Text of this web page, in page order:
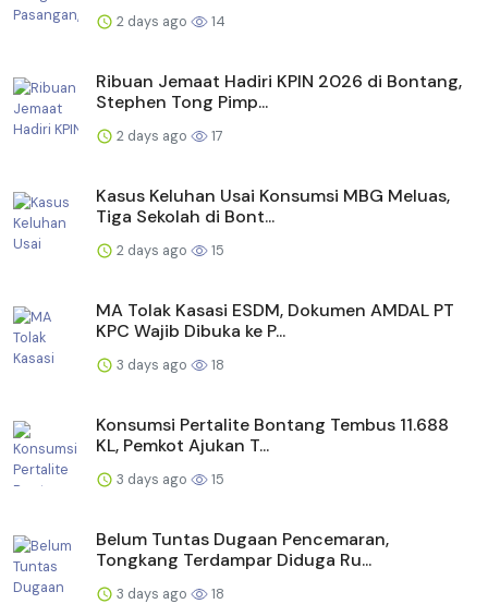
2 days ago 14
Ribuan Jemaat Hadiri KPIN 2026 di Bontang,
Stephen Tong Pimp...
2 days ago 17
Kasus Keluhan Usai Konsumsi MBG Meluas,
Tiga Sekolah di Bont...
2 days ago 15
MA Tolak Kasasi ESDM, Dokumen AMDAL PT
KPC Wajib Dibuka ke P...
3 days ago 18
Konsumsi Pertalite Bontang Tembus 11.688
KL, Pemkot Ajukan T...
3 days ago 15
Belum Tuntas Dugaan Pencemaran,
Tongkang Terdampar Diduga Ru...
3 days ago 18